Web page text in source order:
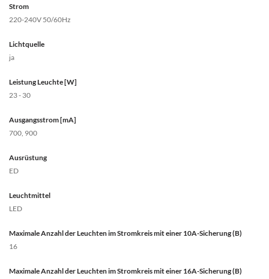
Strom
220-240V 50/60Hz
Lichtquelle
ja
Leistung Leuchte [W]
23 - 30
Ausgangsstrom [mA]
700, 900
Ausrüstung
ED
Leuchtmittel
LED
Maximale Anzahl der Leuchten im Stromkreis mit einer 10A-Sicherung (B)
16
Maximale Anzahl der Leuchten im Stromkreis mit einer 16A-Sicherung (B)